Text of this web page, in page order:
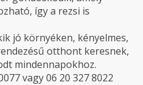
így a rezsi is
jó környéken, kényelmes,
otthont keresnek,
mindennapokhoz.
vagy 06 20 327 8022